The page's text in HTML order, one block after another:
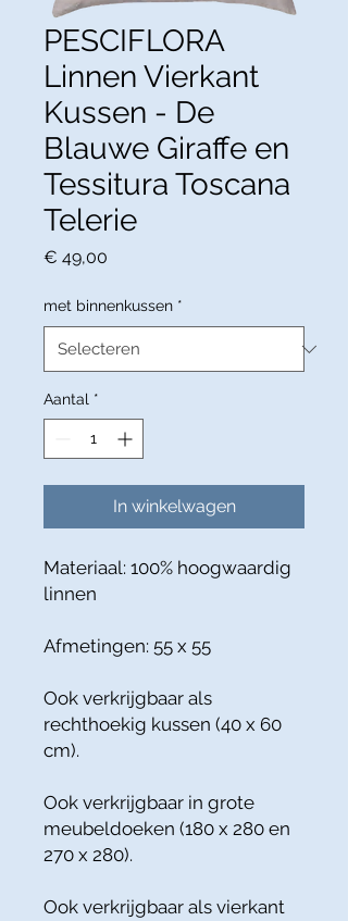
PESCIFLORA
Linnen Vierkant
Kussen - De
Blauwe Giraffe en
Tessitura Toscana
Telerie
€ 49,00
met binnenkussen *
Aantal *
In winkelwagen
Materiaal: 100% hoogwaardig
linnen
Afmetingen: 55 x 55
Ook verkrijgbaar als
rechthoekig kussen (40 x 60
cm).
Ook verkrijgbaar in grote
meubeldoeken (180 x 280 en
270 x 280).
Ook verkrijgbaar als vierkant